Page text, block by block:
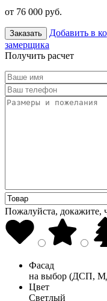
от 76 000 руб.
Заказать Добавить в
замерщика
Получить расчет
Пожалуйста, докажите,
Фасад
на выбор (ДСП,
Цвет
Светлый